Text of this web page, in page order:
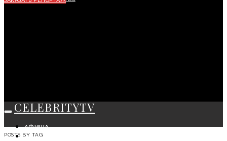
CELEBRITYTV
АФИША
СОБЫТИЯ
POSTS BY TAG